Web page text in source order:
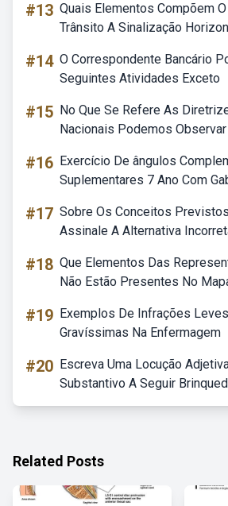
#13 Quais Elementos Compõem
Trânsito A Sinalização
#14 O Correspondente Bancário
Seguintes Atividades Exceto
#15 No Que Se Refere As
Nacionais Podemos Observar
#16 Exercício De ângulos
Suplementares 7 Ano Com
#17 Sobre Os Conceitos
Assinale A Alternativa
#18 Que Elementos Das
Não Estão Presentes No
#19 Exemplos De Infrações
Gravíssimas Na Enfermagem
#20 Escreva Uma Locução
Substantivo A Seguir
Related Posts